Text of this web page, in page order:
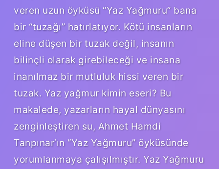
veren uzun öyküsü “Yaz Yağmuru” bana
bir “tuzağı” hatırlatıyor. Kötü insanların
eline düşen bir tuzak değil, insanın
bilinçli olarak girebileceği ve insana
inanılmaz bir mutluluk hissi veren bir
tuzak. Yaz yağmur kimin eseri? Bu
makalede, yazarların hayal dünyasını
zenginleştiren su, Ahmet Hamdi
Tanpınar’ın “Yaz Yağmuru” öyküsünde
yorumlanmaya çalışılmıştır. Yaz Yağmuru